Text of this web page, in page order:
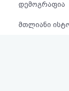
დემოგრაფია
მთლიანი